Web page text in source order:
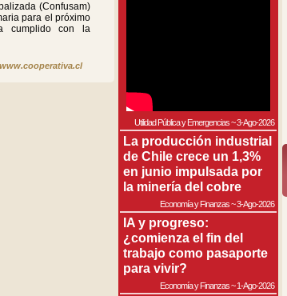
(Confusam)
para el próximo
cumplido con la
Utilidad Pública y Emergencias~3-Ago-2026
La producción industrial
de Chile crece un 1,3%
en junio impulsada por
la minería del cobre
Economía y Finanzas~3-Ago-2026
IA y progreso:
¿comienza el fin del
trabajo como pasaporte
para vivir?
Economía y Finanzas~1-Ago-2026